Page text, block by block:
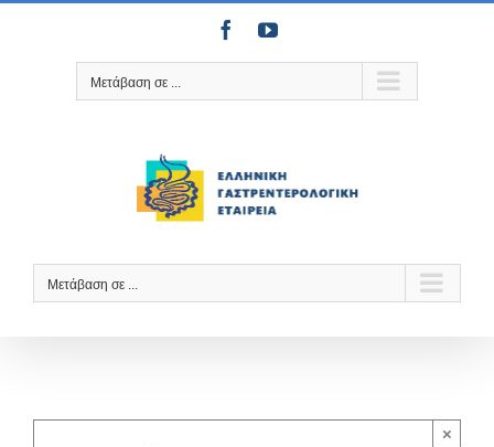
Μετάβαση
FacebookYouTube
Μετάβαση σε ...
Μετάβαση σε ...
×